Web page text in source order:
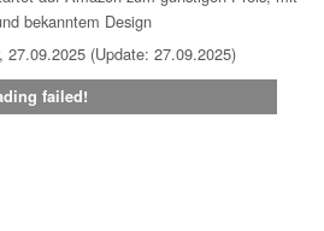
bekanntem Design
27.09.2025 (Update: 27.09.2025)
failed!